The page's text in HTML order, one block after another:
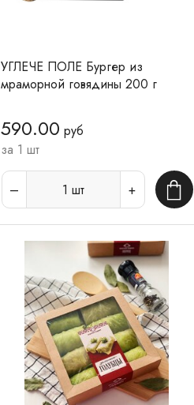
УГЛЕЧЕ ПОЛЕ Бургер из
мраморной говядины 200 г
590.00 руб
за 1 шт
1 шт В